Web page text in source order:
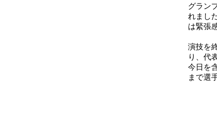
グラン
れまし
は緊張
演技を
り、代
今日を
まで選